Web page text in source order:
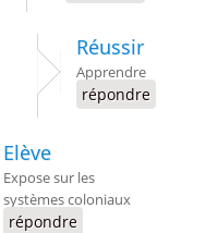
Réussir
Apprendre
répondre
Elève
Expose sur les
systèmes coloniaux
répondre